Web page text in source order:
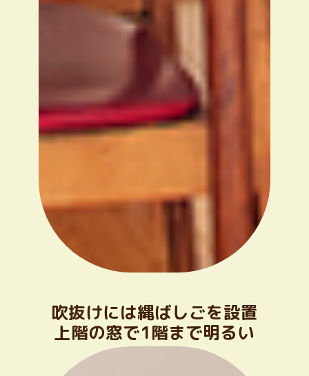
吹抜けには縄ばしごを設置
上階の窓で1階まで明るい